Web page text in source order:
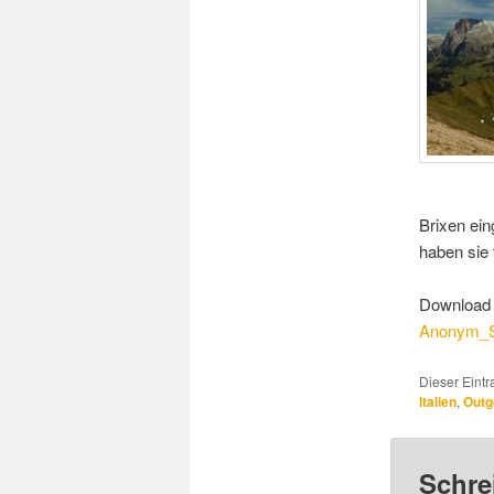
Brixen
haben
Dieser
Italien,